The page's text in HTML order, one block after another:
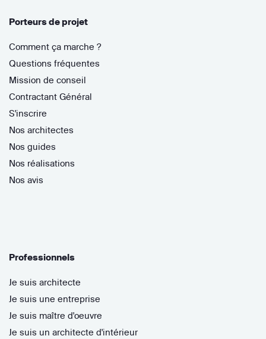
Porteurs de projet
Comment ça marche ?
Questions fréquentes
Mission de conseil
Contractant Général
S'inscrire
Nos architectes
Nos guides
Nos réalisations
Nos avis
Professionnels
Je suis architecte
Je suis une entreprise
Je suis maître d'oeuvre
Je suis un architecte d'intérieur